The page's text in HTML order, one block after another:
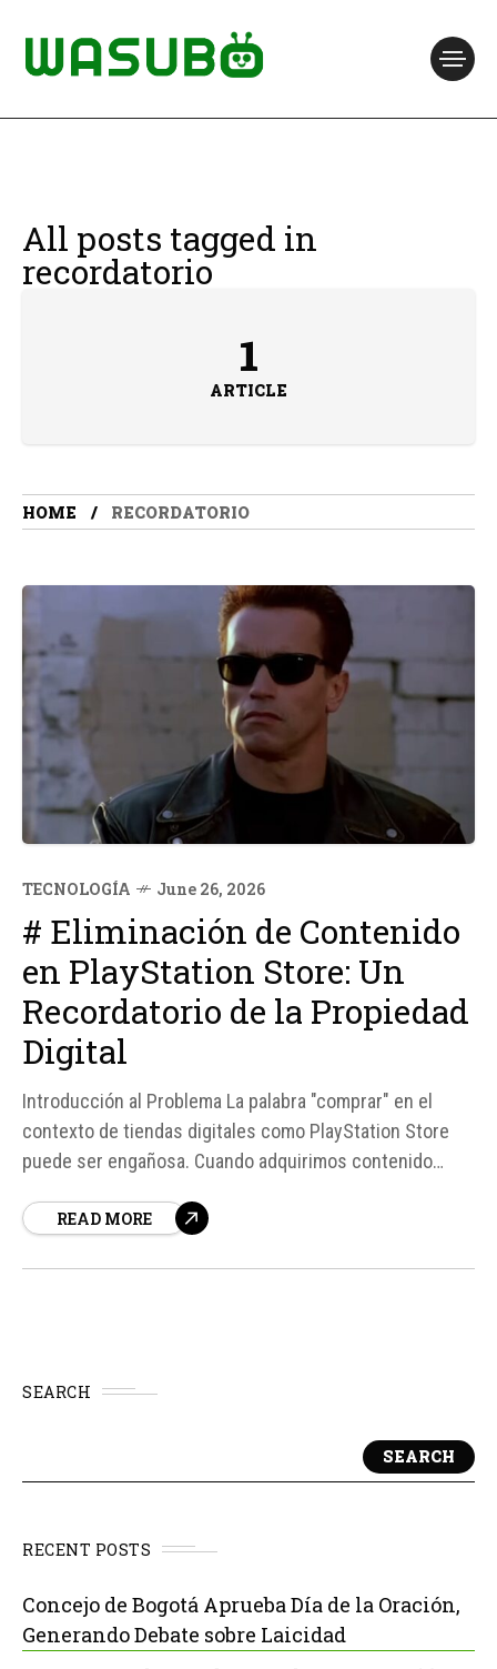
All posts tagged in
recordatorio
1
ARTICLE
HOME RECORDATORIO
TECNOLOGÍA June 26, 2026
# Eliminación de Contenido
en PlayStation Store: Un
Recordatorio de la Propiedad
Digital
Introducción al Problema La palabra "comprar" en el
contexto de tiendas digitales como PlayStation Store
puede ser engañosa. Cuando adquirimos contenido
sensación de propiedad puede ser ilusoria. Esto se
READ MORE
SEARCH
SEARCH
RECENT POSTS
Concejo de Bogotá Aprueba Día de la Oración,
Generando Debate sobre Laicidad